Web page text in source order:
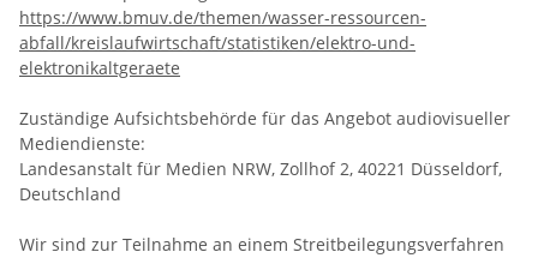
https://www.bmuv.de/themen/wasser-ressourcen-
abfall/kreislaufwirtschaft/statistiken/elektro-und-
elektronikaltgeraete
Zuständige Aufsichtsbehörde für das Angebot audiovisueller
Mediendienste:
Landesanstalt für Medien NRW, Zollhof 2, 40221 Düsseldorf,
Deutschland
Wir sind zur Teilnahme an einem Streitbeilegungsverfahren